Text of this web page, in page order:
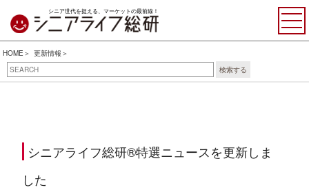
シニア世代を捉える、マーケットの最前線！
HOME
更新情報
検索する
シニアライフ総研®特選ニュースを更新しま
した